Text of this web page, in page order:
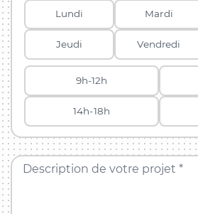
Lundi Mardi
Jeudi Vendredi
9h-12h
14h-18h
Description de votre projet *